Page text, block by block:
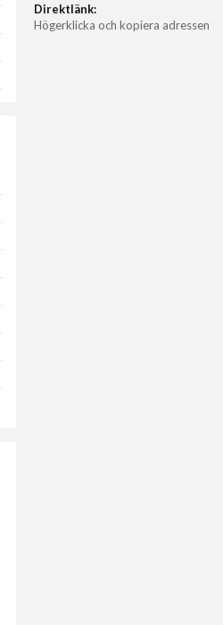
Direktlänk:
Högerklicka och kopiera adressen